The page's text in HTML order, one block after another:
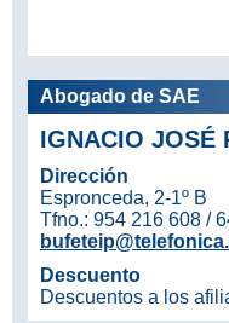
Abogado de SAE
IGNACIO JOSÉ
Dirección
Espronceda, 2-1º B
Tfno.: 954 216 608 /
Descuento
Descuentos a los